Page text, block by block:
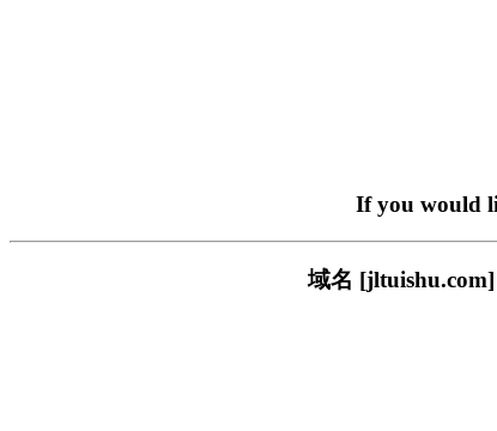
If you would
域名